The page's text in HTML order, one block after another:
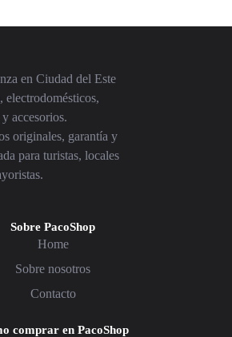
en Ciudad del Este
electrodomésticos,
accesorios.
originales, garantía y
para turistas, locales
Sobre PacoShop
Home
Sobre nosotros
Contacto
comprar en PacoShop